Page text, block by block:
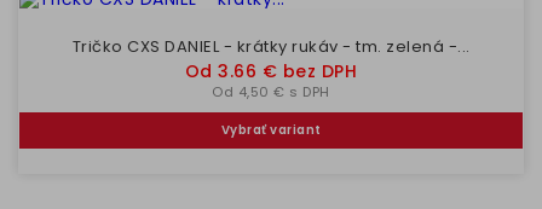
Tričko CXS DANIEL - krátky rukáv - tm. zelená -...
Cena
Od 3.66 € bez DPH
Od 4,50 € s DPH
Vybrať variant